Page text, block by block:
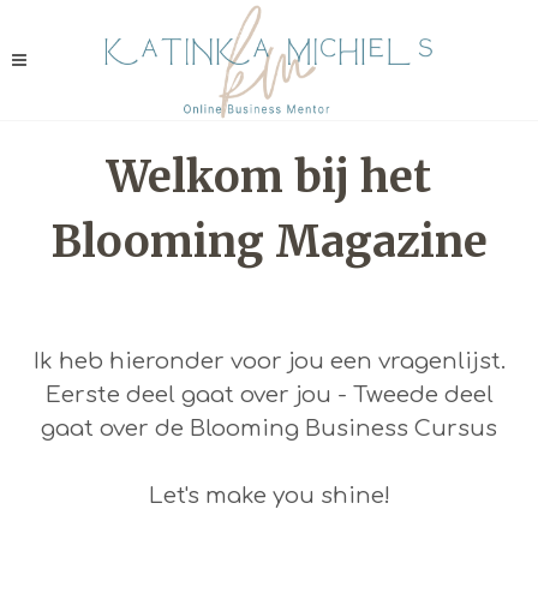
Welkom bij het
Blooming Magazine
Ik heb hieronder voor jou een vragenlijst.
Eerste deel gaat over jou - Tweede deel
gaat over de Blooming Business Cursus
Let's make you shine!